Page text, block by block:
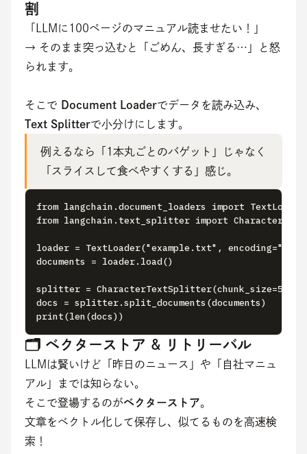
割
「LLMに100ページのマニュアル読ませたい！」
→ そのまま突っ込むと「ごめん、長すぎる…」と怒
られます。
そこで Document Loaderでデータを読み込み、
Text Splitterで小分けにします。
例えるなら「1本丸ごとのバゲット」じゃなく
「スライスして食べやすくする」感じ。
from langchain.document_loaders import
from langchain.text_splitter import
loader = TextLoader("example.txt",
documents = loader.load()
splitter = CharacterTextSplitter(chunk_size=500,
docs = splitter.split_documents(documents)
print(len(docs))
🗂 ベクターストア & リトリーバル
LLMは賢いけど「昨日のニュース」や「自社マニュ
アル」までは知らない。
そこで登場するのがベクターストア。
文章をベクトル化して保存し、似てるものを高速検
索！